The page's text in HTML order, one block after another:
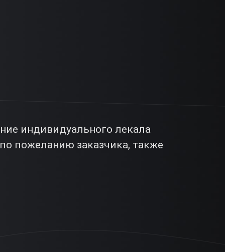
индивидуального лекала
пожеланию заказчика, также